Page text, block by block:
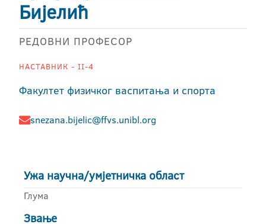
Бијелић
РЕДОВНИ ПРОФЕСОР
НАСТАВНИК - II-4
Факултет физичког васпитања и спорта
snezana.bijelic@ffvs.unibl.org
Ужа научна/умјетничка област
Глума
Звање